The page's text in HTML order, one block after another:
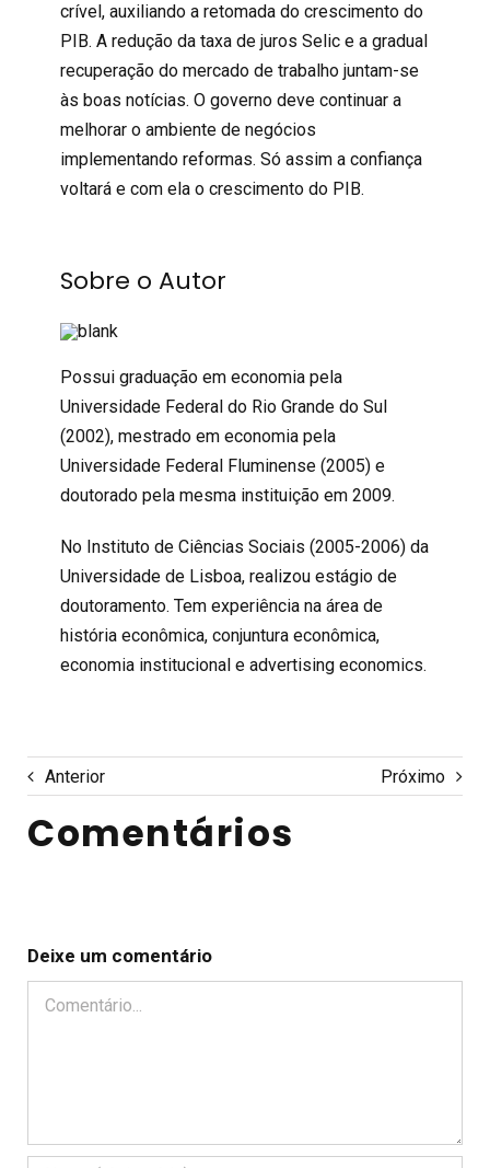
crível, auxiliando a retomada do crescimento do
PIB. A redução da taxa de juros Selic e a gradual
recuperação do mercado de trabalho juntam-se
às boas notícias. O governo deve continuar a
melhorar o ambiente de negócios
implementando reformas. Só assim a confiança
voltará e com ela o crescimento do PIB.
Sobre o Autor
Possui graduação em economia pela
Universidade Federal do Rio Grande do Sul
(2002), mestrado em economia pela
Universidade Federal Fluminense (2005) e
doutorado pela mesma instituição em 2009.
No Instituto de Ciências Sociais (2005-2006) da
Universidade de Lisboa, realizou estágio de
doutoramento. Tem experiência na área de
história econômica, conjuntura econômica,
economia institucional e advertising economics.
Anterior Próximo
Comentários
Deixe um comentário
Comentário